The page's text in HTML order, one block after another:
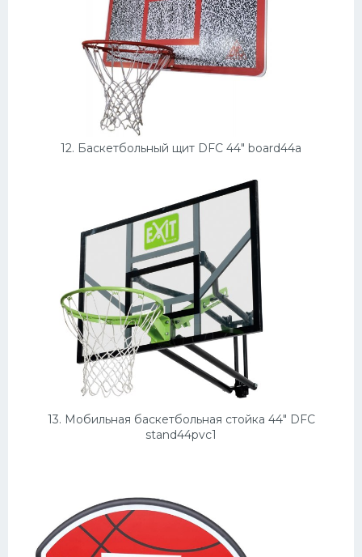
12. Баскетбольный щит DFC 44" board44a
13. Мобильная баскетбольная стойка 44" DFC
stand44pvc1